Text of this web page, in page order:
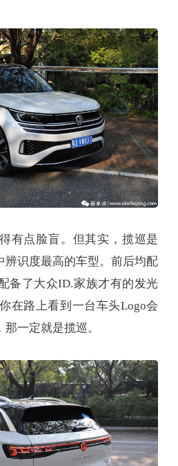
有点脸盲。但其实，揽巡是
辨识度最高的车型。前后均配
备了大众ID.家族才有的发光
在路上看到一台车头Logo会
一定就是揽巡。